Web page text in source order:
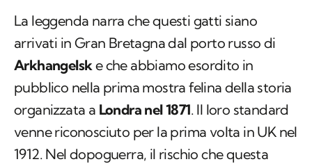
La leggenda narra che questi gatti siano
arrivati in Gran Bretagna dal porto russo di
Arkhangelske che abbiamo esordito in
pubblico nella prima mostra felina della storia
organizzata a Londra nel 1871. Il loro standard
venne riconosciuto per la prima volta in UK nel
1912. Nel dopoguerra, il rischio che questa